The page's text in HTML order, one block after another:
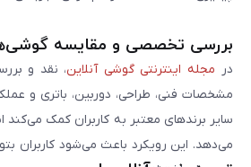
بررسی تخصصی و مقایسه
در مجله اینترنتی گوشی آنلاین، نقد و
مشخصات فنی، طراحی، دوربین، باتری و
سایر برندهای معتبر به کاربران کمک
می‌دهد. این رویکرد باعث می‌شود کاربران